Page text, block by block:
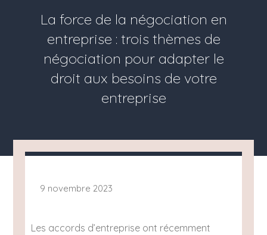
La force de la négociation en
entreprise : trois thèmes de
négociation pour adapter le
droit aux besoins de votre
entreprise
9 novembre 2023
Les accords d’entreprise ont récemment